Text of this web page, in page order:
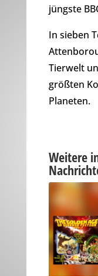
jüngste
In sieben
Tierwelt
größten
Planeten.
Weitere